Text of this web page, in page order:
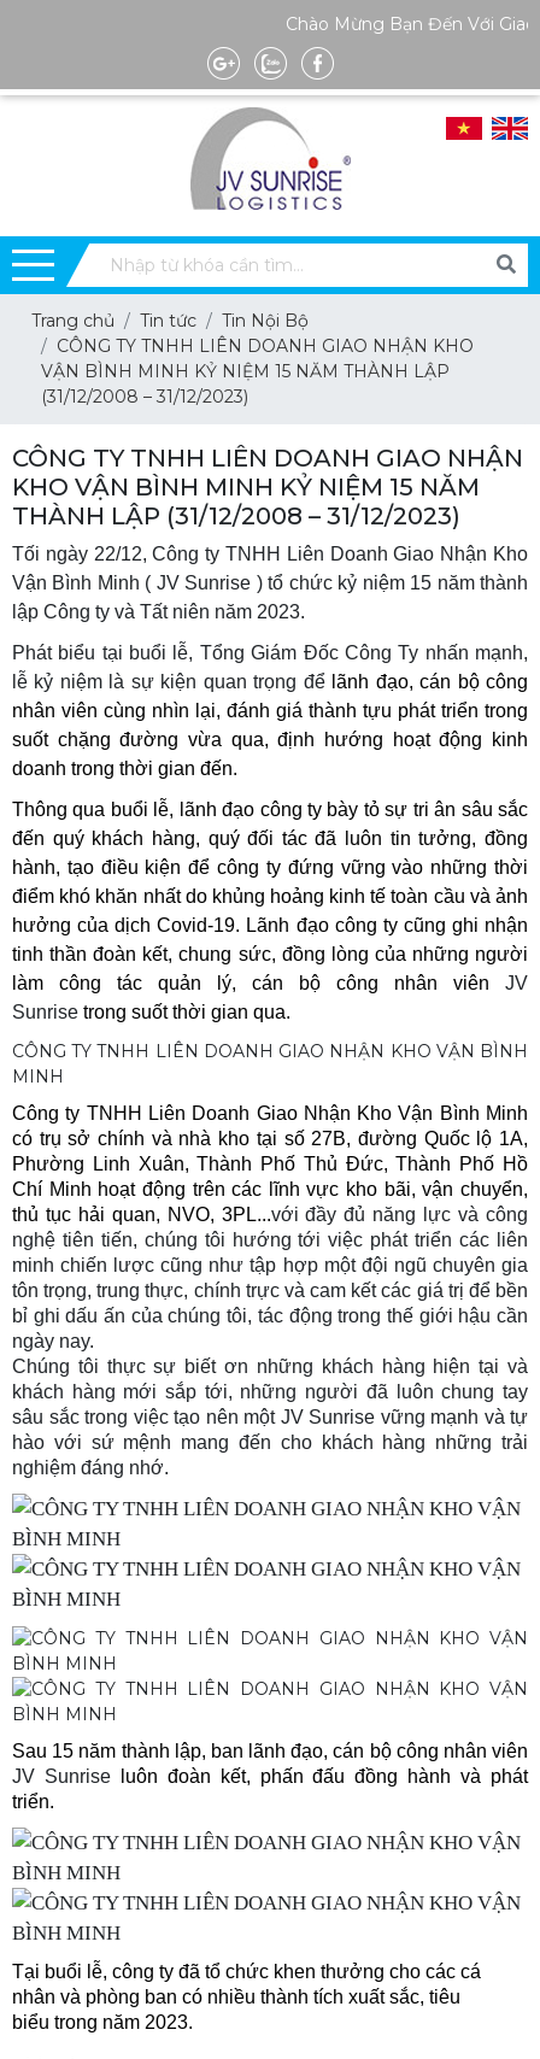
Chào Mừng Bạn Đến Với Giao
Trang chủ Tin tức
Tin Nội Bộ
CÔNG TY TNHH LIÊN DOANH GIAO NHẬN KHO
VẬN BÌNH MINH KỶ NIỆM 15 NĂM THÀNH LẬP
(31/12/2008 – 31/12/2023)
CÔNG TY TNHH LIÊN DOANH GIAO NHẬN
KHO VẬN BÌNH MINH KỶ NIỆM 15 NĂM
THÀNH LẬP (31/12/2008 – 31/12/2023)
Tối ngày 22/12, Công ty TNHH Liên Doanh Giao Nhận Kho
Vận Bình Minh ( JV Sunrise ) tổ chức kỷ niệm 15 năm thành
lập Công ty và Tất niên năm 2023.
Phát biểu tại buổi lễ, Tổng Giám Đốc Công Ty nhấn mạnh,
lễ kỷ niệm là sự kiện quan trọng để lãnh đạo, cán bộ công
nhân viên cùng nhìn lại, đánh giá thành tựu phát triển trong
suốt chặng đường vừa qua, định hướng hoạt động kinh
doanh trong thời gian đến.
Thông qua buổi lễ, lãnh đạo công ty bày tỏ sự tri ân sâu sắc
đến quý khách hàng, quý đối tác đã luôn tin tưởng, đồng
hành, tạo điều kiện để công ty đứng vững vào những thời
điểm khó khăn nhất do khủng hoảng kinh tế toàn cầu và ảnh
hưởng của dịch Covid-19. Lãnh đạo công ty cũng ghi nhận
tinh thần đoàn kết, chung sức, đồng lòng của những người
làm công tác quản lý, cán bộ công nhân viên JV
Sunrise trong suốt thời gian qua.
Công ty TNHH Liên Doanh Giao Nhận Kho Vận Bình Minh
có trụ sở chính và nhà kho tại số 27B, đường Quốc lộ 1A,
Phường Linh Xuân, Thành Phố Thủ Đức, Thành Phố Hồ
Chí Minh hoạt động trên các lĩnh vực kho bãi, vận chuyển,
thủ tục hải quan, NVO, 3PL...với đầy đủ năng lực và công
nghệ tiên tiến, chúng tôi hướng tới việc phát triển các liên
minh chiến lược cũng như tập hợp một đội ngũ chuyên gia
tôn trọng, trung thực, chính trực và cam kết các giá trị để bền
bỉ ghi dấu ấn của chúng tôi, tác động trong thế giới hậu cần
ngày nay.
Chúng tôi thực sự biết ơn những khách hàng hiện tại và
khách hàng mới sắp tới, những người đã luôn chung tay
sâu sắc trong việc tạo nên một JV Sunrise vững mạnh và tự
hào với sứ mệnh mang đến cho khách hàng những trải
nghiệm đáng nhớ.
Sau 15 năm thành lập, ban lãnh đạo, cán bộ công nhân viên
JV Sunrise
luôn đoàn kết, phấn đấu đồng hành và phát
triển.
Tại buổi lễ, công ty đã tổ chức khen thưởng cho các cá
nhân và phòng ban có nhiều thành tích xuất sắc, tiêu
biểu trong năm 2023.